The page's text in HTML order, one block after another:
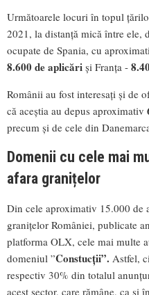
Următoarele locuri în topul
2021, la distanță mică între ele,
ocupate de Spania, cu
8.600 de aplicări și Franța -
Românii au fost interesați și de
că aceștia au depus aproximativ
precum și de cele din
Domenii cu cele mai
afara granițelor
Din cele aproximativ 15.000 de
granițelor României, publicate
platforma OLX, cele mai multe
domeniul ”Constucții”. Astfel,
respectiv 30% din totalul
acest sector, care rămâne, ca